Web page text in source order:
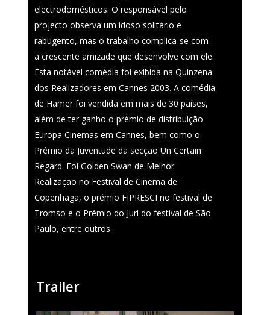
electrodomésticos. O responsável pelo
projecto observa um idoso solitário e
rabugento, mas o trabalho complica-se com
a crescente amizade que desenvolve com ele.
Esta notável comédia foi exibida na Quinzena
dos Realizadores em Cannes 2003. A comédia
de Hamer foi vendida em mais de 30 países,
além de ter ganho o prémio de distribuição
Europa Cinemas em Cannes, bem como o
Prémio da Juventude da secção Un Certain
Regard. Foi Golden Swan de Melhor
Realização no Festival de Cinema de
Copenhaga, o prémio FIPRESCI no festival de
Tromso e o Prémio do Juri do festival de São
Paulo, entre outros.
Trailer